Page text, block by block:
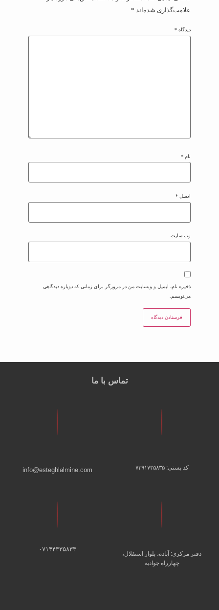
علامت‌گذاری شده‌اند*
دیدگاه*
نام*
ایمیل*
وب‌ سایت
ذخیره نام، ایمیل و وبسایت من در مرورگر برای زمانی که دوباره دیدگاهی
می‌نویسم.
تماس با ما
کد پستی: ۷۳۹۱۷۳۵۸۳۵ info@esteghlalmine.com
دفتر مرکزی: آباده، بلوار استقلال،
چهارراه جوادیه
۰۷۱۴۴۳۳۵۸۳۳